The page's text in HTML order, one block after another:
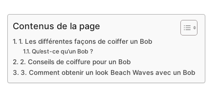
Contenus de la page
1. Les différentes façons de coiffer un Bob
Qu’est-ce qu’un Bob ?
2. Conseils de coiffure pour un Bob
3. Comment obtenir un look Beach Waves avec un Bob